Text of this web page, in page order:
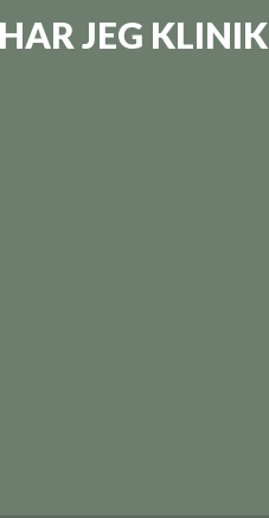
JEG KLINIK